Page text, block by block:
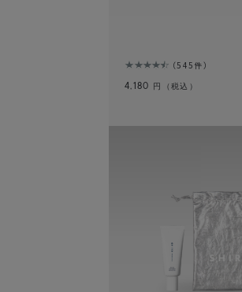
545件
4,180 円（税込）